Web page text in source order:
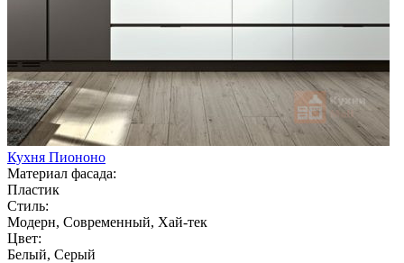
Кухня Пиононо
Материал фасада:
Пластик
Стиль:
Модерн, Современный, Хай-тек
Цвет:
Белый, Серый